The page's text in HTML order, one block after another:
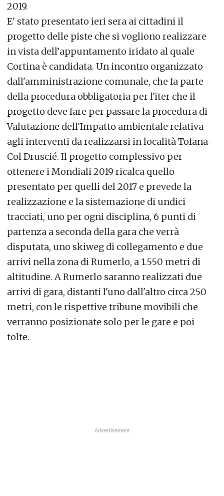
2019.
E' stato presentato ieri sera ai cittadini il
progetto delle piste che si vogliono realizzare
in vista dell’appuntamento iridato al quale
Cortina è candidata. Un incontro organizzato
dall'amministrazione comunale, che fa parte
della procedura obbligatoria per l'iter che il
progetto deve fare per passare la procedura di
Valutazione dell'Impatto ambientale relativa
agli interventi da realizzarsi in località Tofana-
Col Druscié. Il progetto complessivo per
ottenere i Mondiali 2019 ricalca quello
presentato per quelli del 2017 e prevede la
realizzazione e la sistemazione di undici
tracciati, uno per ogni disciplina, 6 punti di
partenza a seconda della gara che verrà
disputata, uno skiweg di collegamento e due
arrivi nella zona di Rumerlo, a 1.550 metri di
altitudine. A Rumerlo saranno realizzati due
arrivi di gara, distanti l'uno dall'altro circa 250
metri, con le rispettive tribune movibili che
verranno posizionate solo per le gare e poi
tolte.